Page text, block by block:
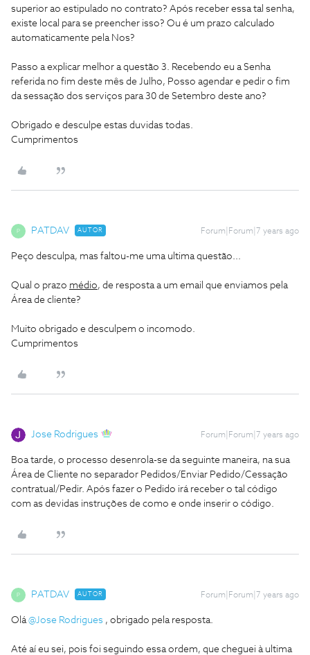
superior ao estipulado no contrato? Após receber essa tal senha,
existe local para se preencher isso? Ou é um prazo calculado
automaticamente pela Nos?
Passo a explicar melhor a questão 3. Recebendo eu a Senha
referida no fim deste mês de Julho, Posso agendar e pedir o fim
da sessação dos serviços para 30 de Setembro deste ano?
Obrigado e desculpe estas duvidas todas.
Cumprimentos
P PATDAV AUTOR Forum|Forum|7 years ago
Peço desculpa, mas faltou-me uma ultima questão...
Qual o prazo médio, de resposta a um email que enviamos pela
Área de cliente?
Muito obrigado e desculpem o incomodo.
Cumprimentos
Jose Rodrigues Forum|Forum|7 years ago
Boa tarde, o processo desenrola-se da seguinte maneira, na sua
Área de Cliente no separador Pedidos/Enviar Pedido/Cessação
contratual/Pedir. Após fazer o Pedido irá receber o tal código
com as devidas instruções de como e onde inserir o código.
P PATDAV AUTOR Forum|Forum|7 years ago
Olá@Jose Rodrigues , obrigado pela resposta.
Até aí eu sei, pois foi seguindo essa ordem, que cheguei à ultima